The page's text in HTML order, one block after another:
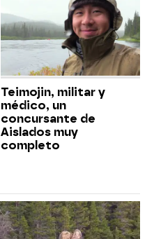
Teimojin, militar y
médico, un
concursante de
Aislados muy
completo